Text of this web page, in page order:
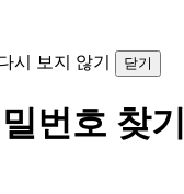
시 보지 않기 닫기
번호 찾기